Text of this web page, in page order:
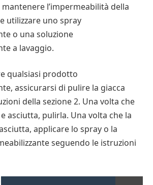
l’impermeabilità della
utilizzare uno spray
o una soluzione
a lavaggio.
qualsiasi prodotto
assicurarsi di pulire la giacca
della sezione 2. Una volta che
asciutta, pulirla. Una volta che la
applicare lo spray o la
seguendo le istruzioni